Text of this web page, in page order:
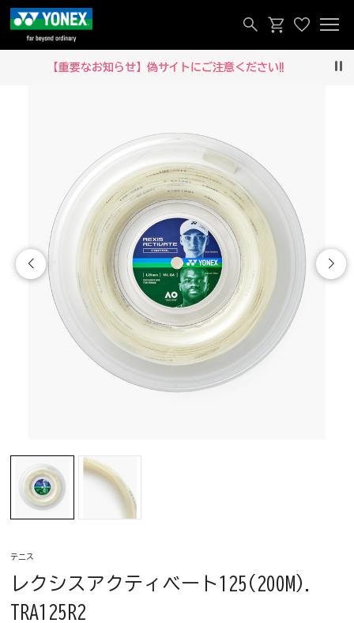
【重要なお知らせ】偽サイトにご注意ください‼
テニス
レクシスアクティベート125(200M).
TRA125R2